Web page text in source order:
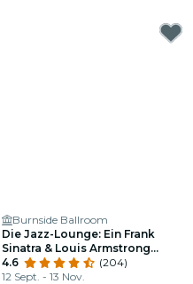
Burnside Ballroom
Die Jazz-Lounge: Ein Frank
Sinatra & Louis Armstrong
Tribute
4.6
(204)
12 Sept. - 13 Nov.